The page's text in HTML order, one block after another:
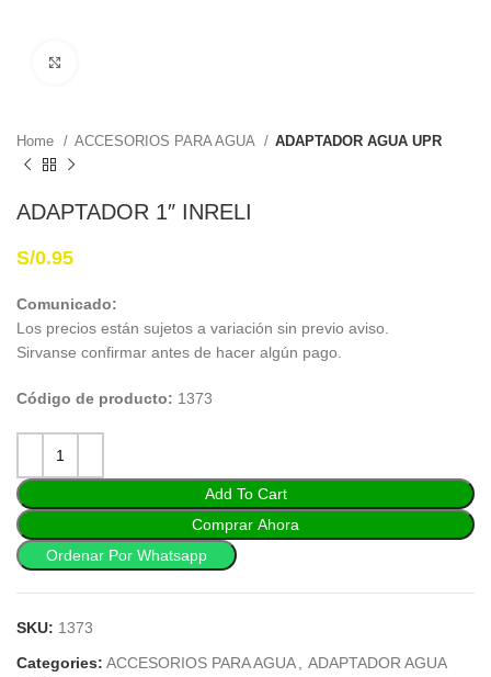
Home ACCESORIOS PARA AGUA ADAPTADOR AGUA UPR
ADAPTADOR 1″ INRELI
S/0.95
Comunicado:
Los precios están sujetos a variación sin previo aviso.
Sirvanse confirmar antes de hacer algún pago.
Código de producto: 1373
Add To Cart
Comprar Ahora
Ordenar Por Whatsapp
SKU: 1373
Categories: ACCESORIOS PARA AGUA
ADAPTADOR AGUA